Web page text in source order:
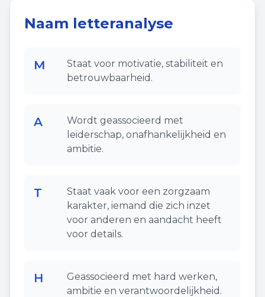
Naam letteranalyse
M
Staat voor motivatie, stabiliteit en
betrouwbaarheid.
A
Wordt geassocieerd met
leiderschap, onafhankelijkheid en
ambitie.
T
Staat vaak voor een zorgzaam
karakter, iemand die zich inzet
voor anderen en aandacht heeft
voor details.
H
Geassocieerd met hard werken,
ambitie en verantwoordelijkheid.